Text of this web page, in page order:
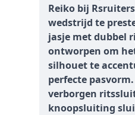
Reiko bij
wedstrijd te
jasje met dubbel
ontworpen om
silhouet te
perfecte
verborgen
knoopsluiting